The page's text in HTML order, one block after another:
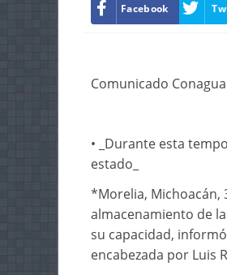
Facebook
Comunicado
• _Durante esta
estado_
*Morelia, Michoacán,
almacenamiento de
su capacidad,
encabezada por Luis